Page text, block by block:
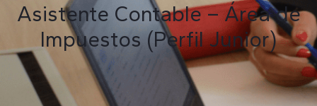
Asistente Contable – Área de
Impuestos (Perfil Junior)